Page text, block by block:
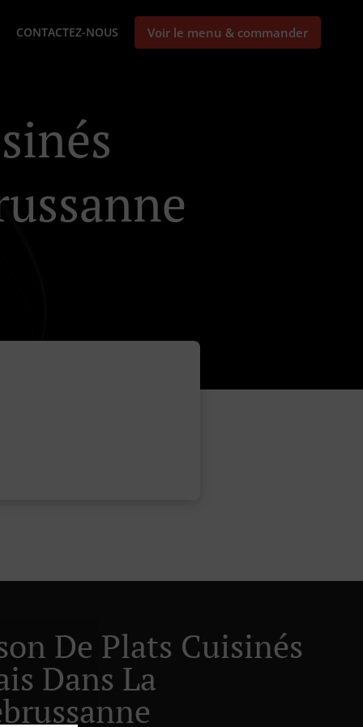
CONTACTEZ-NOUS Voir le menu & commander
De Plats Cuisinés
Dans La